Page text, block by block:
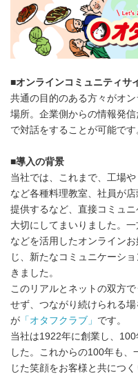
■オンラインコミュニティサ
共通の目的のある方々がオ
場所。企業側からの情報発
で対話をすることが可能です
■導入の背景
当社では、これまで、工場
など各種料理教室、社員が
提供するなど、直接コミュ
大切にしてまいりました。
などを活用したオンライン
じ、新たなコミュニケーシ
きました。
このリアルとネットの双方
せず、つながり続けられる
が 「オタフクラブ」 です。
当社は1922年に創業し、
した。これからの100年も、
じた笑顔をお客様と共につ